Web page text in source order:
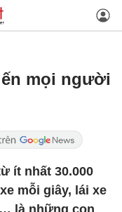
mọi người
ít nhất 30.000
mỗi giây, lái xe
là những con